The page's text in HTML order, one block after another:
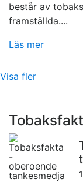
består av
framställda....
Läs mer
Visa fler
1